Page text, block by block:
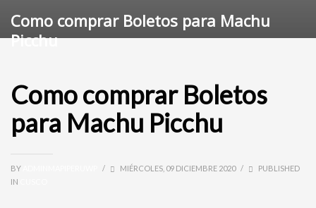
Como comprar Boletos para Machu
Picchu
Como comprar Boletos
para Machu Picchu
BY / MIÉRCOLES, 09 DICIEMBRE 2020 /
PUBLISHED
IN